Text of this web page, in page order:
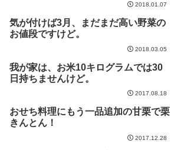
2018.01.07
気が付けば3月、まだまだ高い野菜の
お値段ですけど。
2018.03.05
我が家は、お米10キログラムでは30
日持ちませんけど。
2017.08.18
おせち料理にもう一品追加の甘栗で栗
きんとん！
2017.12.28